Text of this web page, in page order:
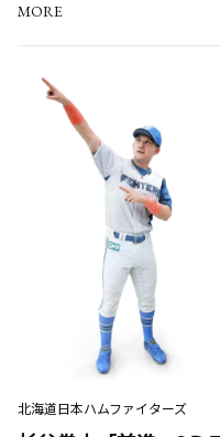
MORE
北海道日本ハムファイターズ